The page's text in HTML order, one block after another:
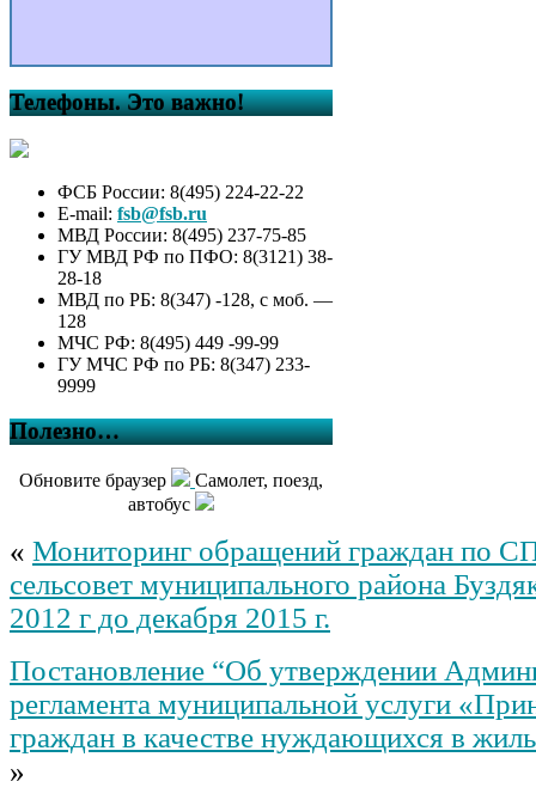
Телефоны. Это важно!
ФСБ России: 8(495) 224-22-22
E-mail: fsb@fsb.ru
МВД России: 8(495) 237-75-85
ГУ МВД РФ по ПФО: 8(3121) 38-
28-18
МВД по РБ: 8(347) -128, с моб. —
128
МЧС РФ: 8(495) 449 -99-99
ГУ МЧС РФ по РБ: 8(347) 233-
9999
Полезно…
Обновите браузер
Самолет, поезд,
автобус
« Мониторинг обращений граждан по
сельсовет муниципального района
2012 г до декабря 2015 г.
Постановление “Об утверждении
регламента муниципальной услуги
граждан в качестве нуждающихся в
»